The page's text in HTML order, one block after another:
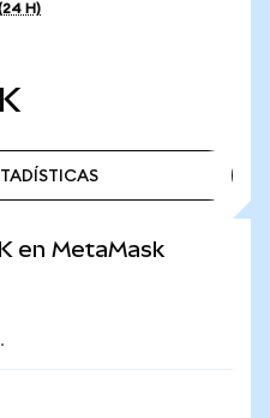
H)
en MetaMask